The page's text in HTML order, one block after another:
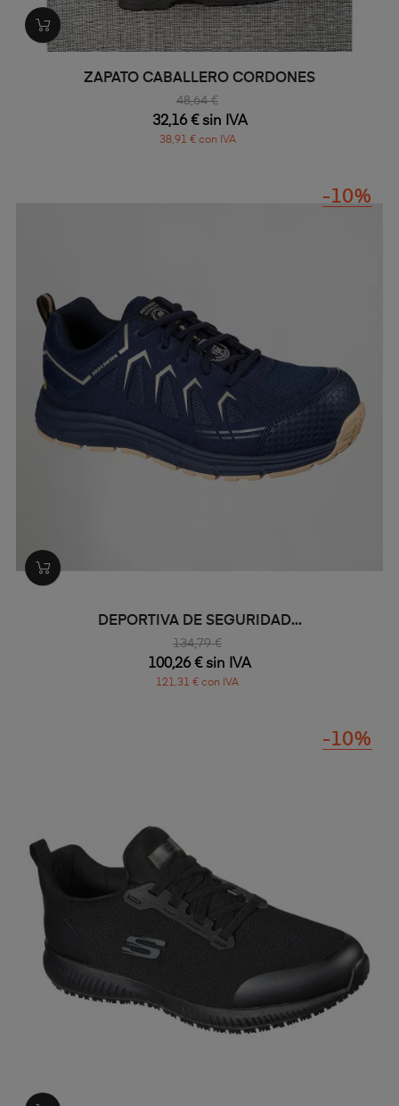
ZAPATO CABALLERO CORDONES
48,64 €
32,16 € sin IVA
38,91 € con IVA
DEPORTIVA DE SEGURIDAD...
134,79 €
-10%
100,26 € sin IVA
121,31 € con IVA
-10%